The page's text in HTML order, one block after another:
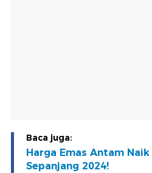
Baca juga:
Harga Emas Antam Naik
Sepanjang 2024!